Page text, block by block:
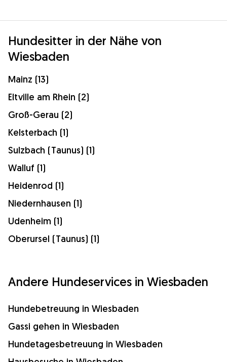
Hundesitter in der Nähe von
Wiesbaden
Mainz (13)
Eltville am Rhein (2)
Groß-Gerau (2)
Kelsterbach (1)
Sulzbach (Taunus) (1)
Walluf (1)
Heidenrod (1)
Niedernhausen (1)
Udenheim (1)
Oberursel (Taunus) (1)
Andere Hundeservices in Wiesbaden
Hundebetreuung in Wiesbaden
Gassi gehen in Wiesbaden
Hundetagesbetreuung in Wiesbaden